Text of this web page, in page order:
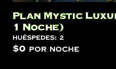
Plan Mystic
1 Noche)
Huéspedes: 2
$0 por noche